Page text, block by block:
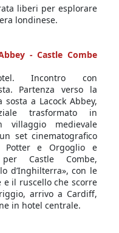
liberi per esplorare
londinese.
- Castle Combe
Incontro con
Partenza verso la
a Lacock Abbey,
trasformato in
villaggio medievale
set cinematografico
e Orgoglio e
Castle Combe,
d’Inghilterra», con le
il ruscello che scorre
arrivo a Cardiff,
in hotel centrale.